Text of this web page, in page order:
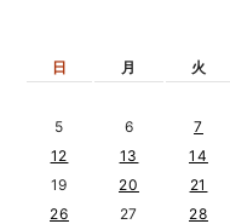
日
月 火
5
6 7
12
13 14
19
20 21
26
27 28